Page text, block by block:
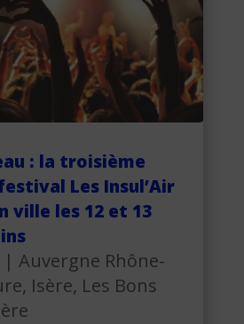
: la troisième
Les Insul’Air
ville les 12 et 13
Auvergne Rhône-
, Isère, Les Bons